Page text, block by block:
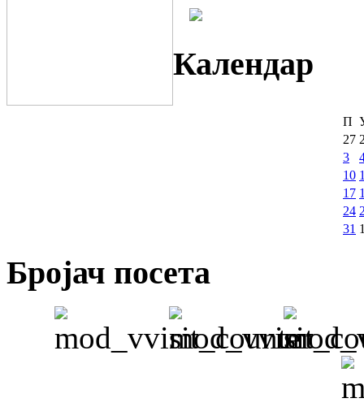
Календар
П
27
3
10
17
24
31
Бројач посета